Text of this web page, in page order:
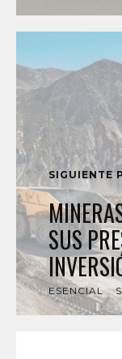
SIGUIENTE
SUS
ESENCIAL